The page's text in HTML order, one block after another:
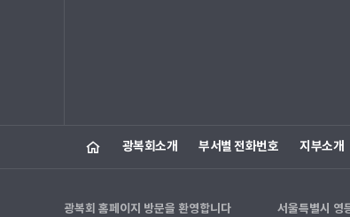
광복회소개 부서별 전화번호 지부소개
광복회 홈페이지 방문을 환영합니다 서울특별시